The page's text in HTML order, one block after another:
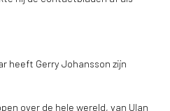
heeft Gerry Johansson zijn
over de hele wereld, van Ulan